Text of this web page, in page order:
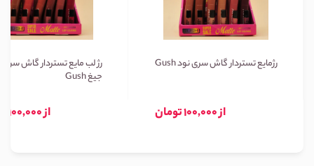
رژمایع تستردار گاش سری نود Gush
از 100,000 تومان
رژ لب مایع تستردار گاش سری
جیغ Gush
از 100,000 تومان